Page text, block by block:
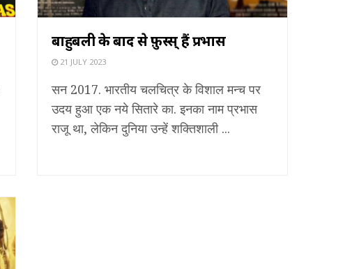
बाहुबली के बाद से फ़ुस्स् हैं प्रभास
21 JULY 2023
सन 2017. भारतीय चलचित्र के विशाल मन्च पर
उदय हुआ एक नये सितारे का. इनका नाम प्रभास
राजू था, लेकिन दुनिया उन्हें शक्तिशाली ...